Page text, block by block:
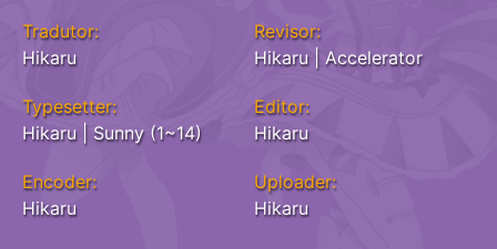
Tradutor:
Hikaru
Revisor:
Hikaru | Accelerator
Typesetter:
Hikaru | Sunny (1~14)
Editor:
Hikaru
Encoder:
Hikaru
Uploader:
Hikaru